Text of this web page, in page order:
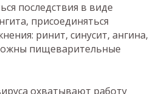
последствия в виде
присоединяться
ринит, синусит, ангина,
пищеварительные
охватывают работу